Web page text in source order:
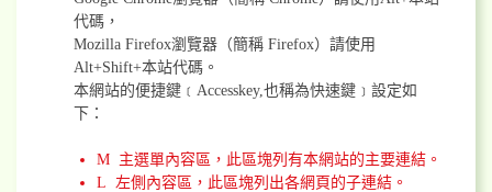
代碼，
Mozilla Firefox瀏覽器（簡稱 Firefox）請使用
Alt+Shift+本站代碼。
本網站的便捷鍵﹝Accesskey,也稱為快速鍵﹞設定如
下：
M 主選單內容區，此區塊列有本網站的主要連結。
L 左側內容區，此區塊列出各網頁的子連結。